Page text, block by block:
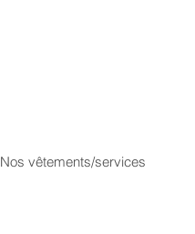
Nos vêtements/services